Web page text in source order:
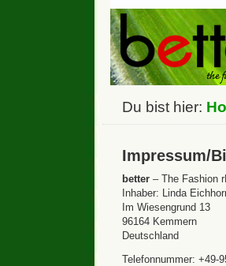
Du bist hier:
Impressum/
better – The Fashion
Inhaber: Linda
Im Wiesengrund 13
96164 Kemmern
Deutschland
Telefonnummer: +49-